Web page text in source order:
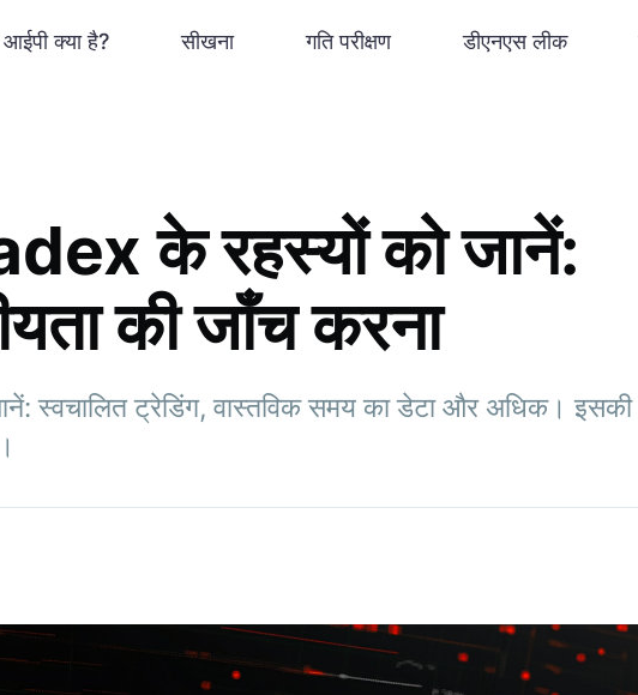
आईपी क्या है? सीखना गति परीक्षण डीएनएस लीक
के रहस्यों को जानें:
की जाँच करना
स्वचालित ट्रेडिंग, वास्तविक समय का डेटा और अधिक। इसकी